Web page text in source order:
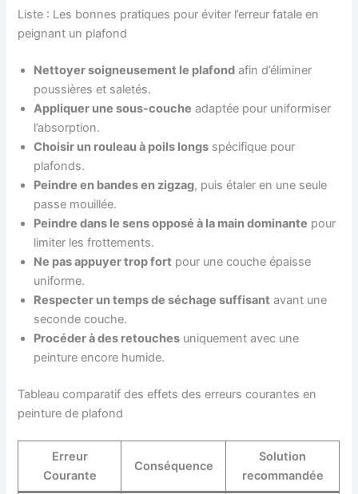
Liste : Les bonnes pratiques pour éviter l’erreur fatale en
peignant un plafond
Nettoyer soigneusement le plafond afin d’éliminer
poussières et saletés.
Appliquer une sous-couche adaptée pour uniformiser
l’absorption.
Choisir un rouleau à poils longs spécifique pour
plafonds.
Peindre en bandes en zigzag, puis étaler en une seule
passe mouillée.
Peindre dans le sens opposé à la main dominante pour
limiter les frottements.
Ne pas appuyer trop fort pour une couche épaisse
uniforme.
Respecter un temps de séchage suffisant avant une
seconde couche.
Procéder à des retouches uniquement avec une
peinture encore humide.
Tableau comparatif des effets des erreurs courantes en
peinture de plafond
Erreur
Courante
Conséquence
Solution
recommandée